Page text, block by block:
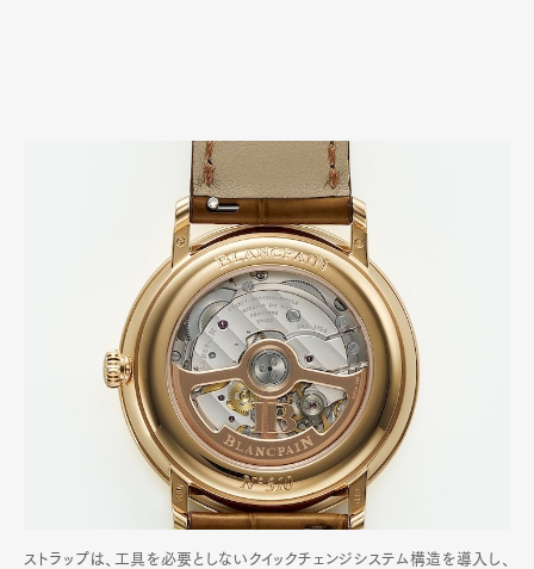
ストラップは、工具を必要としないクイックチェンジシステム構造を導入し、